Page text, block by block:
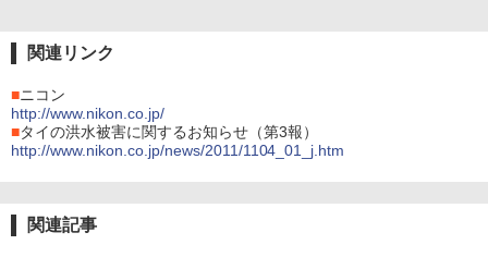
関連リンク
■ニコン
http://www.nikon.co.jp/
■タイの洪水被害に関するお知らせ（第3報）
http://www.nikon.co.jp/news/2011/1104_01_j.htm
関連記事